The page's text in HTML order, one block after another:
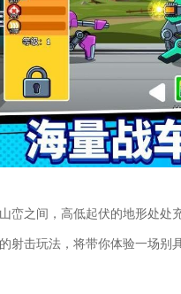
峦之间，高低起伏的地形处
射击玩法，将带你体验一场别